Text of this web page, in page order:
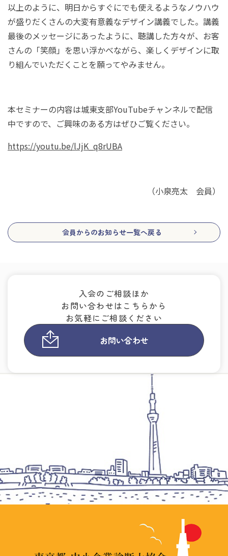
以上のように、明日からすぐにでも使えるようなノウハウ
が盛りだくさんの大変有意義なデザイン講義でした。講義
最後のメッセージにあったように、聴講した方々が、お客
さんの「笑顔」を思い浮かべながら、楽しくデザインに取
り組んでいただくことを願ってやみません。
本セミナーの内容は城東支部YouTubeチャンネルで配信
中ですので、ご興味のある方はぜひご覧ください。
https://youtu.be/lJjK_q8rUBA
（小泉亮太 会員）
会員からのお知らせ一覧へ戻る
入会のご相談ほか
お問い合わせはこちらから
お気軽にご相談ください
お問い合わせ